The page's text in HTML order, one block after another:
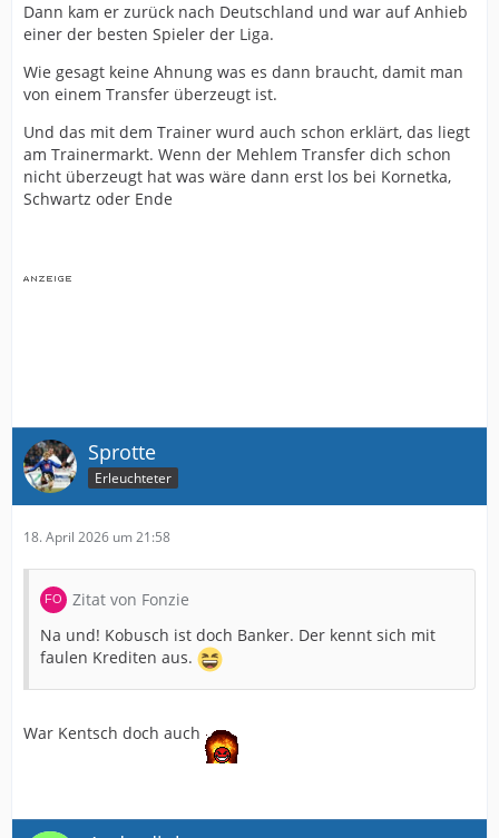
Dann kam er zurück nach Deutschland und war auf Anhieb
einer der besten Spieler der Liga.
Wie gesagt keine Ahnung was es dann braucht, damit man
von einem Transfer überzeugt ist.
Und das mit dem Trainer wurd auch schon erklärt, das liegt
am Trainermarkt. Wenn der Mehlem Transfer dich schon
nicht überzeugt hat was wäre dann erst los bei Kornetka,
Schwartz oder Ende
Sprotte
Erleuchteter
18. April 2026 um 21:58
Zitat von Fonzie
Na und! Kobusch ist doch Banker. Der kennt sich mit
faulen Krediten aus.
War Kentsch doch auch